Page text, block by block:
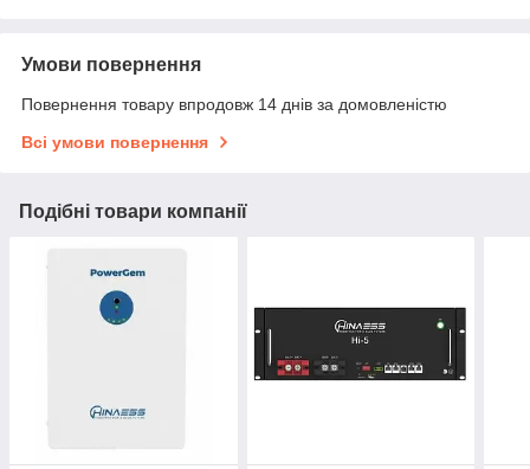
Умови повернення
Повернення товару впродовж 14 днів за домовленістю
Всі умови повернення
Подібні товари компанії